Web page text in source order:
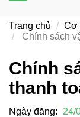
Chính
thanh
Ngày đăng: 24/
Trang chủ
Cơ
Chính sách